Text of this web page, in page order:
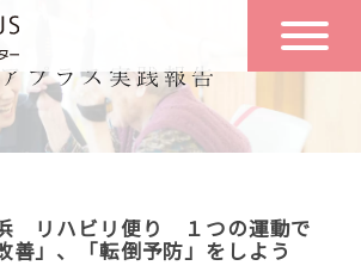
一日の流れ
空き状況
リハビリ便り １つの運動で
善」、「転倒予防」をしよう